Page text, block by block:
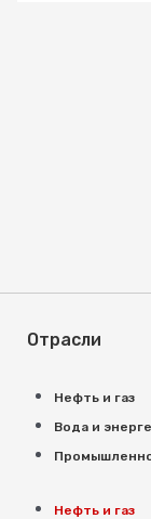
Отрасли
Нефть и газ
Вода и
Нефть и газ